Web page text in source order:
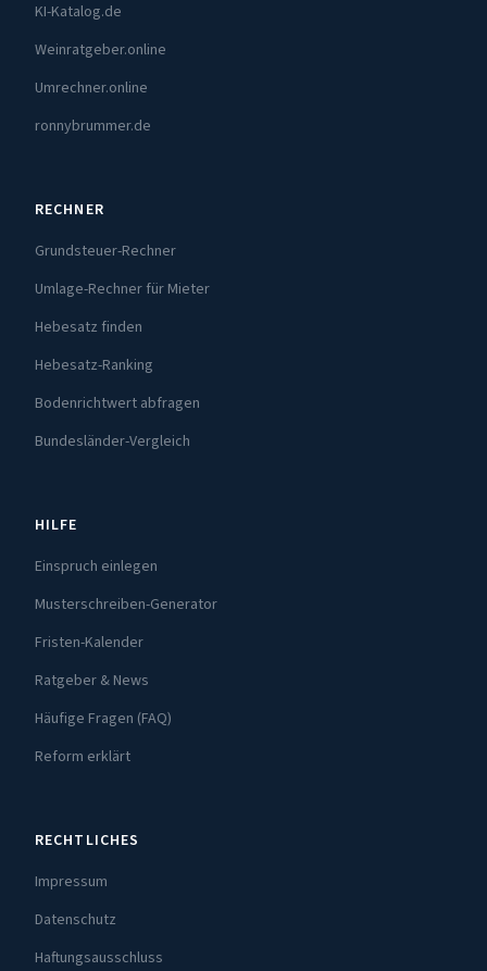
KI-Katalog.de
Weinratgeber.online
Umrechner.online
ronnybrummer.de
RECHNER
Grundsteuer-Rechner
Umlage-Rechner für Mieter
Hebesatz finden
Hebesatz-Ranking
Bodenrichtwert abfragen
Bundesländer-Vergleich
HILFE
Einspruch einlegen
Musterschreiben-Generator
Fristen-Kalender
Ratgeber & News
Häufige Fragen (FAQ)
Reform erklärt
RECHTLICHES
Impressum
Datenschutz
Haftungsausschluss